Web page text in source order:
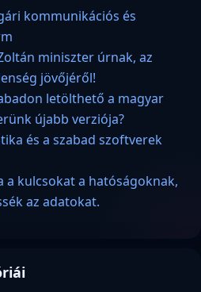
kommunikációs és
miniszter úrnak, az
jövőjéről!
letölthető a magyar
újabb verziója?
és a szabad szoftverek
kulcsokat a hatóságoknak,
az adatokat.